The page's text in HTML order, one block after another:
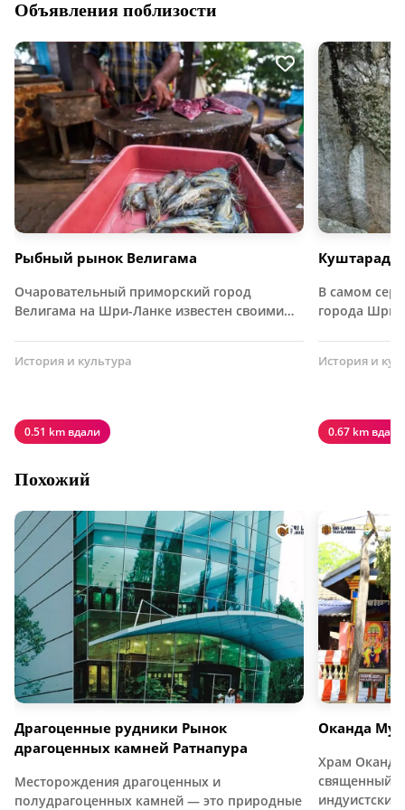
Объявления поблизости
Рыбный рынок Велигама
Очаровательный приморский город
Велигама на Шри-Ланке известен своими…
История и культура
0.51 km вдали
В самом
города
История и
0.67 km вдали
Похожий
Драгоценные рудники Рынок
драгоценных камней Ратнапура
Месторождения драгоценных и
полудрагоценных камней — это природные
Оканда
Храм
священный